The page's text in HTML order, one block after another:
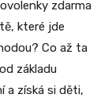
zdarma
které jde
Co až ta
základu
a získá si děti,